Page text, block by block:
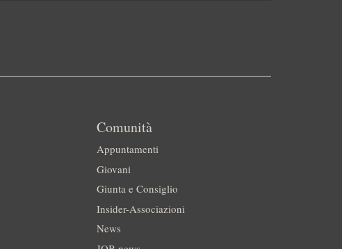
Comunità
Appuntamenti
Giovani
Giunta e Consiglio
Insider-Associazioni
News